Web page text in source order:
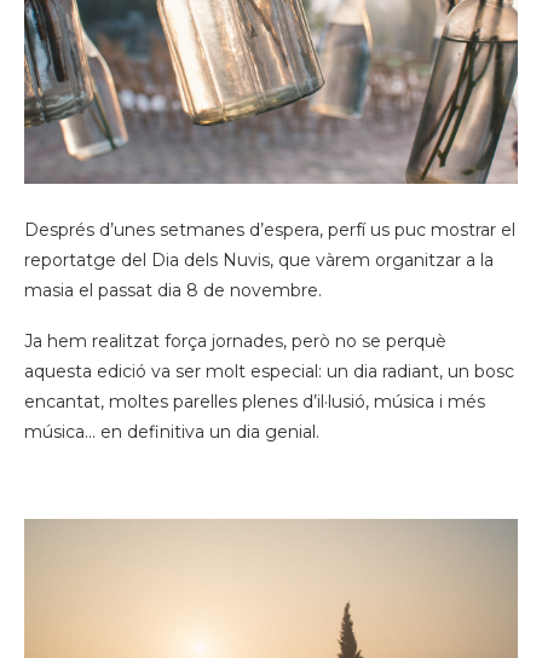
Després d’unes setmanes d’espera, perfí us puc mostrar el
reportatge del Dia dels Nuvis, que vàrem organitzar a la
masia el passat dia 8 de novembre.
Ja hem realitzat força jornades, però no se perquè
aquesta edició va ser molt especial: un dia radiant, un bosc
encantat, moltes parelles plenes d’il·lusió, música i més
música… en definitiva un dia genial.